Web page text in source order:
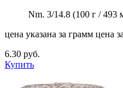
Nm. 3/14.8 (100 г / 493
цена указана за грамм цена
6.30 руб.
Купить